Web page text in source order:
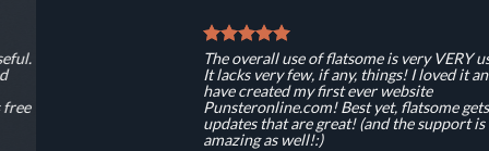
The overall use of flatsome is very VERY useful.
It lacks very few, if any, things! I loved it and
have created my first ever website
Punsteronline.com! Best yet, flatsome gets free
updates that are great! (and the support is
amazing as well!:)